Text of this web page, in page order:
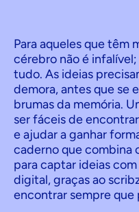
Para aqueles que têm
cérebro não é
tudo. As ideias
demora, antes que se
brumas da memória.
ser fáceis de
e ajudar a ganhar
caderno que combina
para captar ideias
digital, graças ao
encontrar sempre que